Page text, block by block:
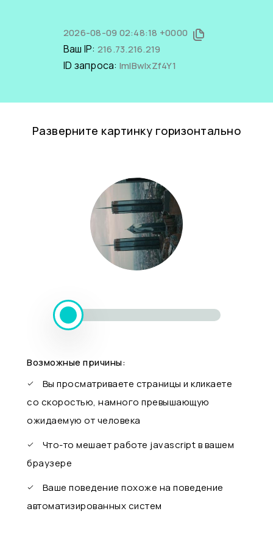
2026-08-09 02:48:18 +0000
Ваш IP: 216.73.216.219
ID запроса: ImIBwlxZf4Y1
Разверните картинку горизонтально
Возможные причины:
Вы просматриваете страницы и кликаете
со скоростью, намного превышающую
ожидаемую от человека
Что-то мешает работе javascript в вашем
браузере
Ваше поведение похоже на поведение
автоматизированных систем